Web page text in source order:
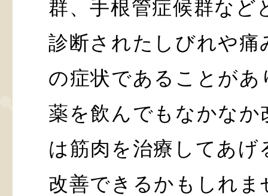
群、手根管症候群など
診断されたしびれや痛
の症状であることがあ
薬を飲んでもなかなか
は筋肉を治療してあげ
改善できるかもしれま